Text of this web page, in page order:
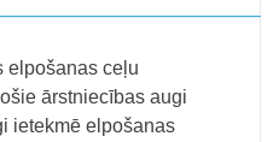
elpošanas ceļu
ārstniecības augi
ietekmē elpošanas